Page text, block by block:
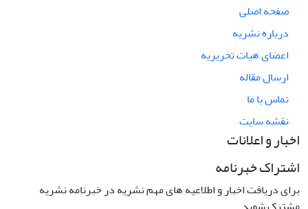
صفحه اصلی
درباره نشریه
اعضای هیات تحریریه
ارسال مقاله
تماس با ما
نقشه سایت
اخبار و اعلانات
اشتراک خبرنامه
برای دریافت اخبار و اطلاعیه های مهم نشریه در خبرنامه نشریه